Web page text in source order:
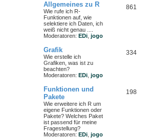
Allgemeines zu R
Wie rufe ich R-
Funktionen auf, wie
selektiere ich Daten, ich
weiß nicht genau ....
Moderatoren: EDi jogo
861
Grafik
Wie erstelle ich
Grafiken, was ist zu
beachten?
Moderatoren: EDi jogo
334
Funktionen und
Pakete
Wie erweitere ich R um
eigene Funktionen oder
Pakete? Welches Paket
ist passend für meine
Fragestellung?
Moderatoren: EDi jogo
198